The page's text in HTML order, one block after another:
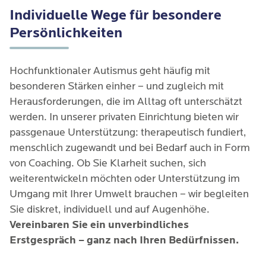
Individuelle Wege für besondere
Persönlichkeiten
Hochfunktionaler Autismus geht häufig mit
besonderen Stärken einher – und zugleich mit
Herausforderungen, die im Alltag oft unterschätzt
werden. In unserer privaten Einrichtung bieten wir
passgenaue Unterstützung: therapeutisch fundiert,
menschlich zugewandt und bei Bedarf auch in Form
von Coaching. Ob Sie Klarheit suchen, sich
weiterentwickeln möchten oder Unterstützung im
Umgang mit Ihrer Umwelt brauchen – wir begleiten
Sie diskret, individuell und auf Augenhöhe.
Vereinbaren Sie ein unverbindliches
Erstgespräch – ganz nach Ihren Bedürfnissen.